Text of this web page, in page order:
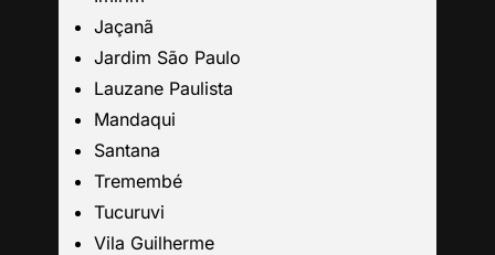
São Caetano
Jaçanã
Jardim São Paulo
Lauzane Paulista
Mandaqui
Santana
Tremembé
Tucuruvi
Vila Guilherme